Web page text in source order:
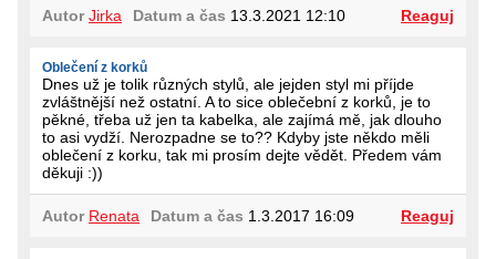
Autor Jirka Datum a čas 13.3.2021 12:10 Reaguj
Oblečení z korků
Dnes už je tolik různých stylů, ale jejden styl mi příjde
zvláštnější než ostatní. A to sice oblečební z korků, je to
pěkné, třeba už jen ta kabelka, ale zajímá mě, jak dlouho
to asi vydží. Nerozpadne se to?? Kdyby jste někdo měli
oblečení z korku, tak mi prosím dejte vědět. Předem vám
děkuji :))
Autor Renata Datum a čas 1.3.2017 16:09 Reaguj